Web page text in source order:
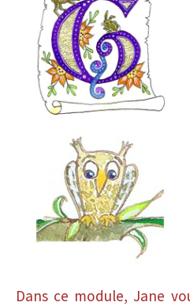
Dans ce module, Jane